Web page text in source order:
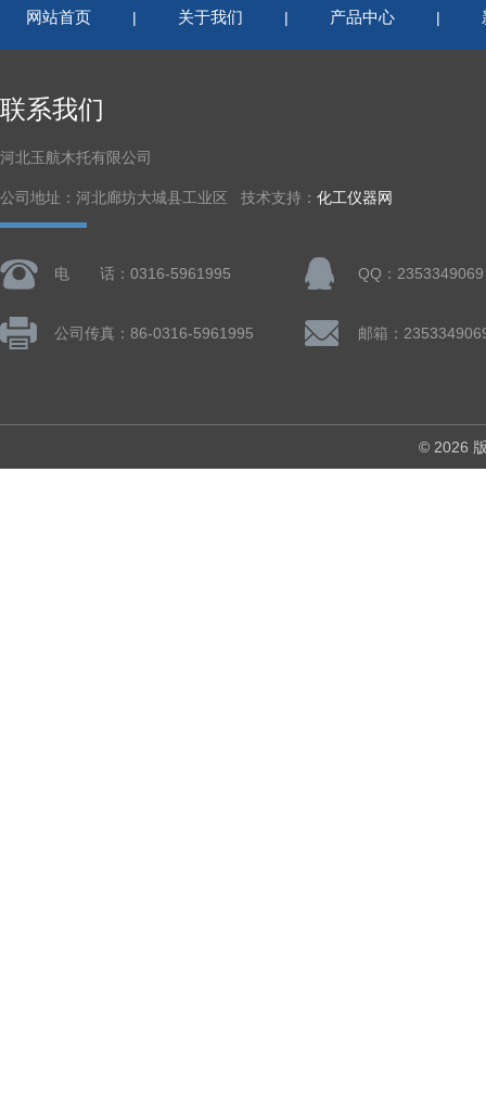
网站首页 | 关于我们 | 产品中心 |
联系我们
河北玉航木托有限公司
公司地址：河北廊坊大城县工业区 技术支持： 化工仪器网
电 话：0316-5961995 QQ：2353349069
公司传真：86-0316-5961995 邮箱：
© 2026